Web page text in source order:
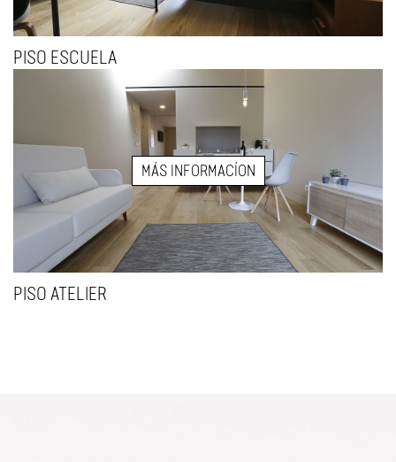
PISO ESCUELA
MÁS INFORMACÍON
PISO ATELIER